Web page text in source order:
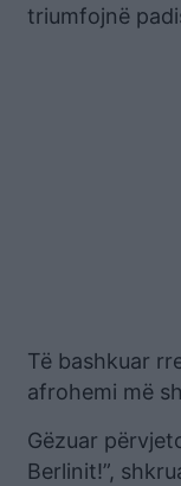
triumfojnë
Të bashkuar
afrohemi më
Gëzuar
Berlinit!”,